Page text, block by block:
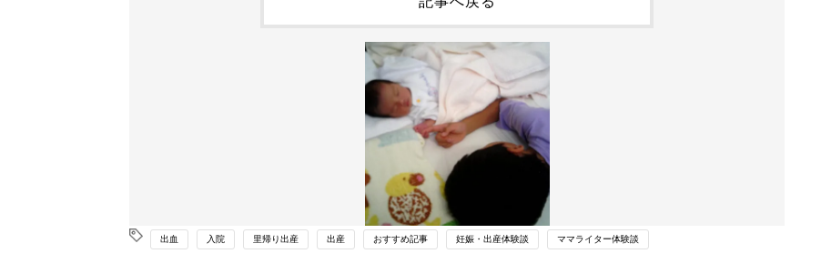
出血 入院 里帰り出産 出産 おすすめ記事 妊娠・出産体験談 ママライター体験談